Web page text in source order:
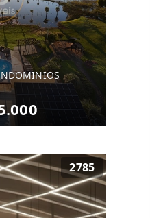
2785